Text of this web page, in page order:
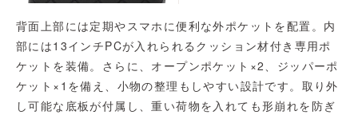
背面上部には定期やスマホに便利な外ポケットを配置。内
部には13インチPCが入れられるクッション材付き専用ポ
ケットを装備。さらに、オープンポケット×2、ジッパーポ
ケット×1を備え、小物の整理もしやすい設計です。取り外
し可能な底板が付属し、重い荷物を入れても形崩れを防ぎ